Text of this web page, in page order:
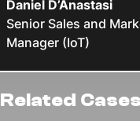
Daniel D’Anastasi
Senior Sales and
Manager (IoT)
Related Cases